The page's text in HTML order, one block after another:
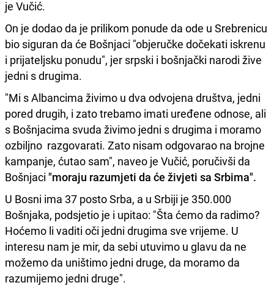
je Vučić.
On je dodao da je prilikom ponude da ode u Srebrenicu
bio siguran da će Bošnjaci "objeručke dočekati iskrenu
i prijateljsku ponudu", jer srpski i bošnjački narodi žive
jedni s drugima.
"Mi s Albancima živimo u dva odvojena društva, jedni
pored drugih, i zato trebamo imati uređene odnose, ali
s Bošnjacima svuda živimo jedni s drugima i moramo
ozbiljno razgovarati. Zato nisam odgovarao na brojne
kampanje, ćutao sam", naveo je Vučić, poručivši da
Bošnjaci "moraju razumjeti da će živjeti sa Srbima".
U Bosni ima 37 posto Srba, a u Srbiji je 350.000
Bošnjaka, podsjetio je i upitao: "Šta ćemo da radimo?
Hoćemo li vaditi oči jedni drugima sve vrijeme. U
interesu nam je mir, da sebi utuvimo u glavu da ne
možemo da uništimo jedni druge, da moramo da
razumijemo jedni druge".